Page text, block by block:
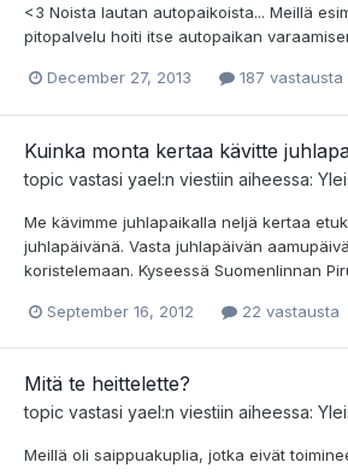
<3 Noista lautan autopaikoista... Meillä
pitopalvelu hoiti itse autopaikan
December 27, 2013 187 vastausta
Kuinka monta kertaa kävitte
topic vastasi yael:n viestiin aiheessa:
Me kävimme juhlapaikalla neljä kertaa
juhlapäivänä. Vasta juhlapäivän
koristelemaan. Kyseessä Suomenlinnan
September 16, 2012 22 vastausta
Mitä te heittelette?
topic vastasi yael:n viestiin aiheessa:
Meillä oli saippuakuplia, jotka eivät